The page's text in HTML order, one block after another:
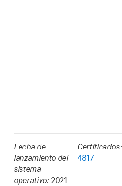
Fecha de
lanzamiento del
sistema
operativo: 2021
Certificados:
4817